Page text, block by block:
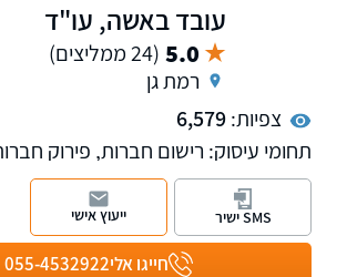
עובד באשה, עו"ד
5.0 (24 ממליצים)
רמת גן
צפיות:6,579
תחומי עיסוק: רישום חברות, פירוק
לרבות מתן פטור מתשלום חוב אגרות.
חייגו אלי055-4532922
SMS ישיר ייעוץ אישי